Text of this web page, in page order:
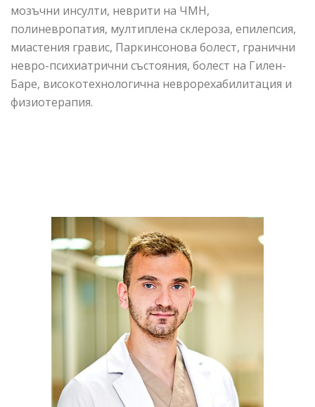
мозъчни инсулти, неврити на ЧМН,
полиневропатия, мултиплена склероза, епилепсия,
миастения гравис, Паркинсонова болест, гранични
невро-психиатрични състояния, болест на Гилен-
Баре, високотехнологична неврорехабилитация и
физиотерапия.